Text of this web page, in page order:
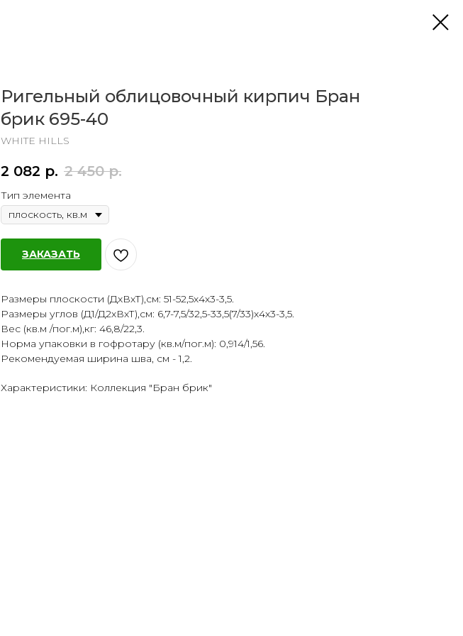
Ригельный облицовочный кирпич Бран
брик 695-40
WHITE HILLS
2 082 р. 2 450 р.
Тип элемента
ЗАКАЗАТЬ
Размеры плоскости (ДхВхТ),см: 51-52,5х4х3-3,5.
Размеры углов (Д1/Д2хВхТ),см: 6,7-7,5/32,5-33,5(7/33)х4х3-3,5.
Вес (кв.м /пог.м),кг: 46,8/22,3.
Норма упаковки в гофротару (кв.м/пог.м): 0,914/1,56.
Рекомендуемая ширина шва, см - 1,2.
Характеристики: Коллекция "Бран брик"